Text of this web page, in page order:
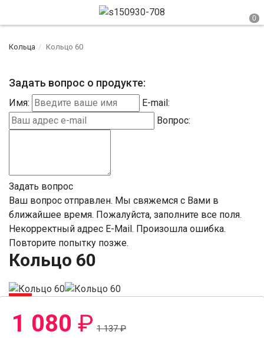
Кольца Кольцо 60
Задать вопрос о продукте:
Имя:
E-mail:
Вопрос:
Задать вопрос
Ваш вопрос отправлен. Мы свяжемся с Вами в
ближайшее время. Пожалуйста, заполните все поля.
Некорректный адрес E-Mail. Произошла ошибка.
Повторите попытку позже.
Кольцо 60
-6%
1 080 ₽ 1 137₽